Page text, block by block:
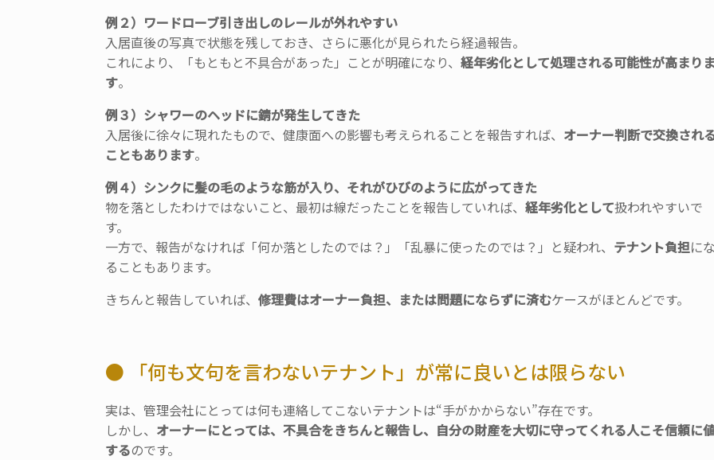
例２）ワードローブ引き出しのレールが外れやすい
入居直後の写真で状態を残しておき、 さらに悪化が見られたら経過報告。
これにより、「もともと不具合があった」ことが明確になり、 経年劣化として処理される可能性が高まり
す。
例３）シャワーのヘッドに錆が発生してきた
入居後に徐々に現れたもので、 健康面への影響も考えられることを報告すれば、 オーナー判断で交換され
こともあります。
例４）シンクに髪の毛のような筋が入り、 それがひびのように広がってきた
物を落としたわけではないこと、 最初は線だったことを報告していれば、 経年劣化として扱われやすいで
す。
一方で、報告がなければ「何か落としたのでは？」「乱暴に使ったのでは？」と疑われ、 テナント負担に
ることもあり ます。
きちんと報告していれば、 修理費はオーナー負担、または問題にならずに済むケースがほとんどです。
● 「何も文句を言わないテナント」が常に良いとは限らない
実は、管理会社にとっては何も連絡してこないテナントは“手がかからない”存在です。
しかし、 オーナーにとっては、不具合をきちんと報告し、 自分の財産を大切に守ってくれる人こそ信頼に
するのです。